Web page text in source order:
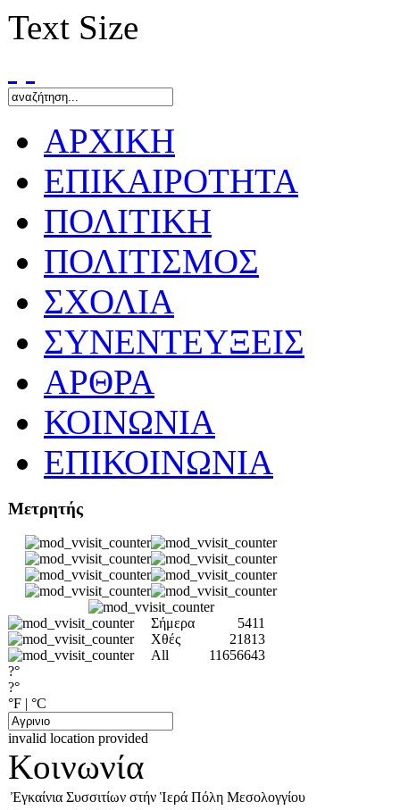
Text Size
ΑΡΧΙΚΗ
ΕΠΙΚΑΙΡΟΤΗΤΑ
ΠΟΛΙΤΙΚΗ
ΠΟΛΙΤΙΣΜΟΣ
ΣΧΟΛΙΑ
ΣΥΝΕΝΤΕΥΞΕΙΣ
ΑΡΘΡΑ
ΚΟΙΝΩΝΙΑ
ΕΠΙΚΟΙΝΩΝΙΑ
Μετρητής
Σήμερα
5411
Χθές
21813
All
11656643
?°
?°
°F | °C
invalid location provided
Κοινωνία
Ἐγκαίνια Συσσιτίων στήν Ἱερά Πόλη Μεσολογγίου